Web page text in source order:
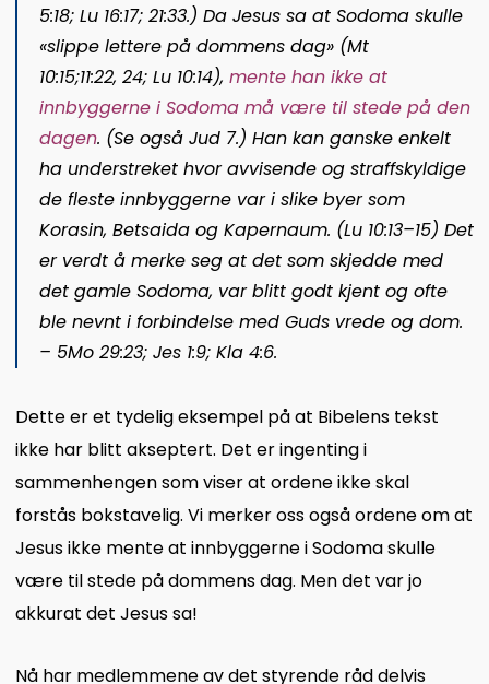
5:18;Lu 16:17;21:33.) Da Jesus sa at Sodoma skulle
«slippe lettere på dommens dag» (Mt
10:15;11:22, 24;Lu 10:14), mente han ikke at
innbyggerne i Sodoma må være til stede på den
dagen. (Se også Jud 7.) Han kan ganske enkelt
ha understreket hvor avvisende og straffskyldige
de fleste innbyggerne var i slike byer som
Korasin, Betsaida og Kapernaum. (Lu 10:13–15) Det
er verdt å merke seg at det som skjedde med
det gamle Sodoma, var blitt godt kjent og ofte
ble nevnt i forbindelse med Guds vrede og dom.
– 5Mo 29:23;Jes 1:9;Kla 4:6.
Dette er et tydelig eksempel på at Bibelens tekst
ikke har blitt akseptert. Det er ingenting i
sammenhengen som viser at ordene ikke skal
forstås bokstavelig. Vi merker oss også ordene om at
Jesus ikke mente at innbyggerne i Sodoma skulle
være til stede på dommens dag. Men det var jo
akkurat det Jesus sa!
Nå har medlemmene av det styrende råd delvis